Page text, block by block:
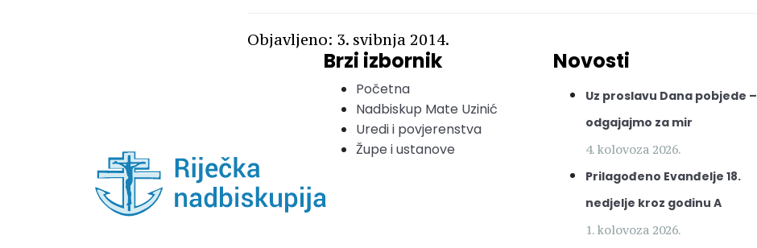
Objavljeno: 3. svibnja 2014.
Brzi izbornik
Početna
Nadbiskup Mate Uzinić
Uredi i povjerenstva
Župe i ustanove
Novosti
Uz proslavu Dana pobjede –
odgajajmo za mir
4. kolovoza 2026.
Prilagođeno Evanđelje 18.
nedjelje kroz godinu A
1. kolovoza 2026.